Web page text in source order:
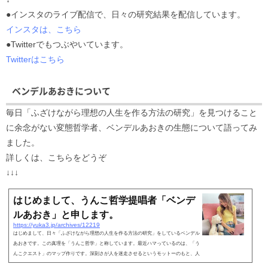
●インスタのライブ配信で、日々の研究結果を配信しています。
インスタは、こちら
●Twitterでもつぶやいています。
Twitterはこちら
ベンデルあおきについて
毎日「ふざけながら理想の人生を作る方法の研究」を見つけること
に余念がない変態哲学者、ベンデルあおきの生態について語ってみ
ました。
詳しくは、こちらをどうぞ
↓↓↓
はじめまして、うんこ哲学提唱者「ベンデ
ルあおき」と申します。
https://yuka3.jp/archives/12219
はじめまして、日々「ふざけながら理想の人生を作る方法の研究」をしているベンデル
あおきです。この真理を「うんこ哲学」と称しています。最近ハマっているのは、「う
んこクエスト」のマップ作りです。深刻さが人を迷走させるというモットーのもと、人
生をゲームと...